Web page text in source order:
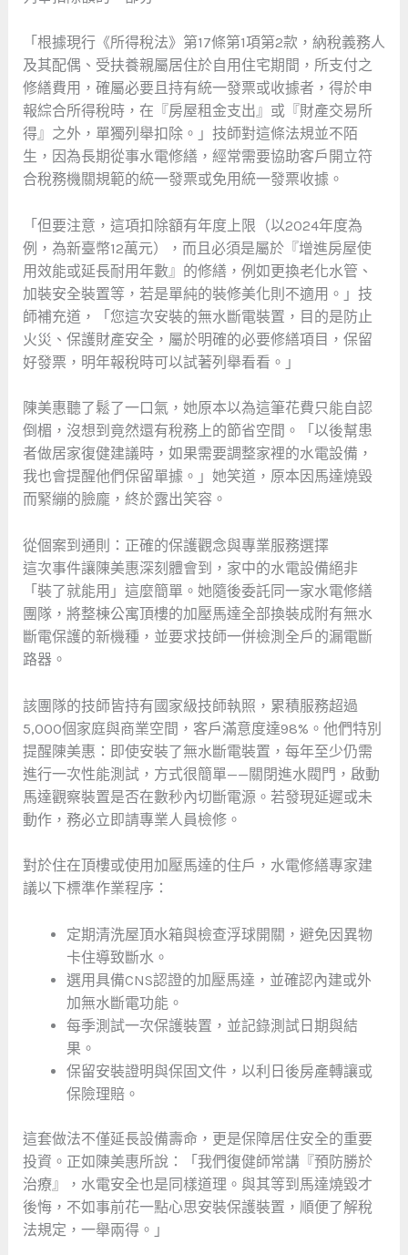
「根據現行《所得稅法》第17條第1項第2款，納稅義務人
及其配偶、受扶養親屬居住於自用住宅期間，所支付之
修繕費用，確屬必要且持有統一發票或收據者，得於申
報綜合所得稅時，在『房屋租金支出』或『財產交易所
得』之外，單獨列舉扣除。」技師對這條法規並不陌
生，因為長期從事水電修繕，經常需要協助客戶開立符
合稅務機關規範的統一發票或免用統一發票收據。
「但要注意，這項扣除額有年度上限（以2024年度為
例，為新臺幣12萬元），而且必須是屬於『增進房屋使
用效能或延長耐用年數』的修繕，例如更換老化水管、
加裝安全裝置等，若是單純的裝修美化則不適用。」技
師補充道，「您這次安裝的無水斷電裝置，目的是防止
火災、保護財產安全，屬於明確的必要修繕項目，保留
好發票，明年報稅時可以試著列舉看看。」
陳美惠聽了鬆了一口氣，她原本以為這筆花費只能自認
倒楣，沒想到竟然還有稅務上的節省空間。「以後幫患
者做居家復健建議時，如果需要調整家裡的水電設備，
我也會提醒他們保留單據。」她笑道，原本因馬達燒毀
而緊繃的臉龐，終於露出笑容。
從個案到通則：正確的保護觀念與專業服務選擇
這次事件讓陳美惠深刻體會到，家中的水電設備絕非
「裝了就能用」這麼簡單。她隨後委託同一家水電修繕
團隊，將整棟公寓頂樓的加壓馬達全部換裝成附有無水
斷電保護的新機種，並要求技師一併檢測全戶的漏電斷
路器。
該團隊的技師皆持有國家級技師執照，累積服務超過
5,000個家庭與商業空間，客戶滿意度達98%。他們特別
提醒陳美惠：即使安裝了無水斷電裝置，每年至少仍需
進行一次性能測試，方式很簡單——關閉進水閥門，啟動
馬達觀察裝置是否在數秒內切斷電源。若發現延遲或未
動作，務必立即請專業人員檢修。
對於住在頂樓或使用加壓馬達的住戶，水電修繕專家建
議以下標準作業程序：
定期清洗屋頂水箱與檢查浮球開關，避免因異物
卡住導致斷水。
選用具備CNS認證的加壓馬達，並確認內建或外
加無水斷電功能。
每季測試一次保護裝置，並記錄測試日期與結
果。
保留安裝證明與保固文件，以利日後房產轉讓或
保險理賠。
這套做法不僅延長設備壽命，更是保障居住安全的重要
投資。正如陳美惠所說：「我們復健師常講『預防勝於
治療』，水電安全也是同樣道理。與其等到馬達燒毀才
後悔，不如事前花一點心思安裝保護裝置，順便了解稅
法規定，一舉兩得。」